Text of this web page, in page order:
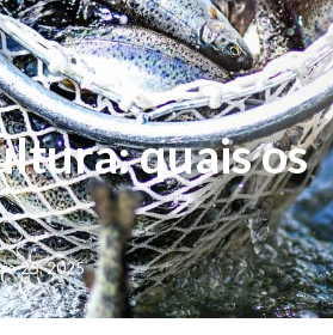
quais os
25, 2025